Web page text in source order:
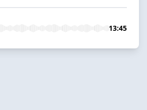
13:45